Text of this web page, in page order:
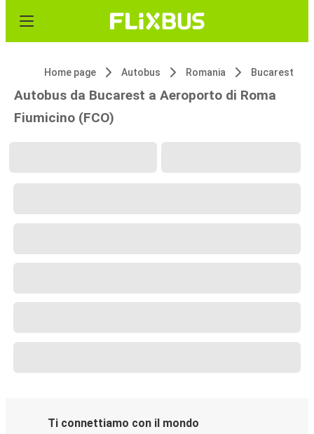
Home page Autobus Romania Bucarest
Autobus da Bucarest a Aeroporto di Roma
Fiumicino (FCO)
Ti connettiamo con il mondo